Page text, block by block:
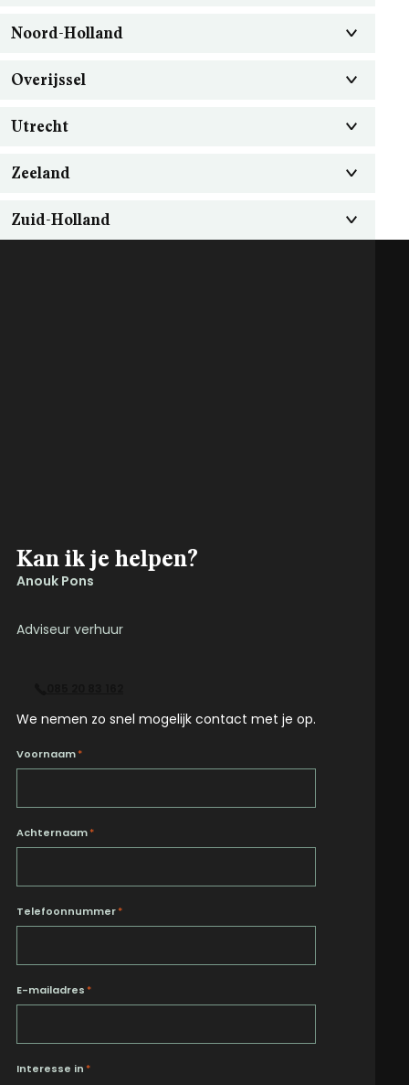
Noord-Holland
Overijssel
Utrecht
Zeeland
Zuid-Holland
Kan ik je helpen?
Anouk Pons
Adviseur verhuur
We nemen zo snel mogelijk contact met je op.
Voornaam*
Achternaam*
Telefoonnummer*
E-mailadres *
Interesse in *